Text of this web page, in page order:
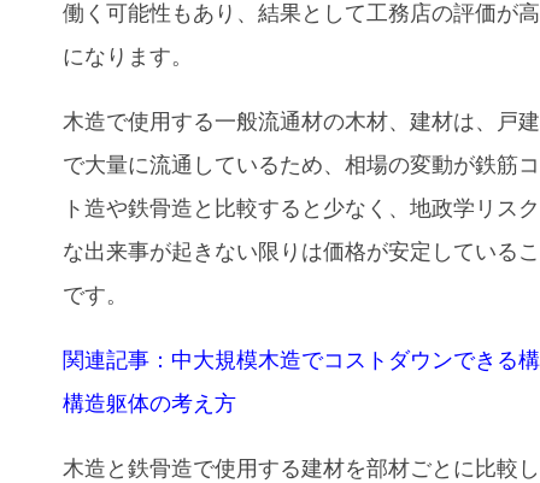
働く可能性もあり、結果として工務店の評価が
になります。
木造で使用する一般流通材の木材、建材は、戸
で大量に流通しているため、相場の変動が鉄筋
ト造や鉄骨造と比較すると少なく、地政学リス
な出来事が起きない限りは価格が安定している
です。
関連記事：中大規模木造でコストダウンできる
構造躯体の考え方
木造と鉄骨造で使用する建材を部材ごとに比較